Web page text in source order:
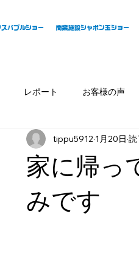
バブルショー 商業施設シャボン玉ショー
レポート お客様の声
家に帰っ
みです
tippu5912 1月20日 読